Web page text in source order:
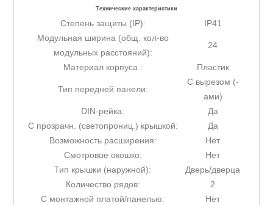
Технические характеристики
Степень защиты (IP):
IP41
Модульная ширина (общ. кол-во
модульных расстояний):
24
Материал корпуса : Пластик
Тип передней панели:
С вырезом (-
ами)
DIN-рейка:
Да
С прозрачн. (светопрониц.) крышкой:
Да
Возможность расширения:
Нет
Смотровое окошко:
Нет
Тип крышки (наружной):
Дверь/дверца
Количество рядов:
2
С монтажной платой/панелью:
Нет